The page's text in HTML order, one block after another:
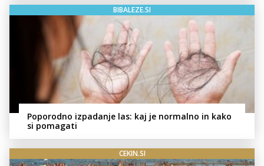
BIBALEZE.SI
Poporodno izpadanje las: kaj je normalno in kako
si pomagati
CEKIN.SI